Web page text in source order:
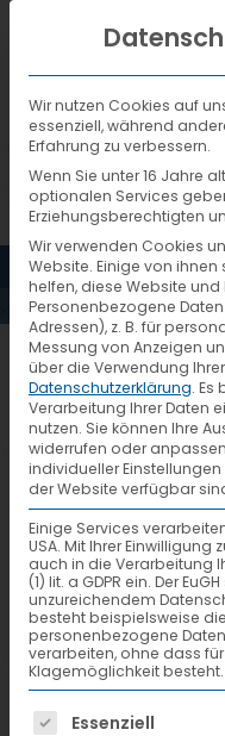
MENÜ
während des
Oktober in
Partner
dem
Kategorien
Wachstum
Wachstum
Wir nutzen Cookies auf
essenziell, während
Erfahrung zu verbessern.
Wenn Sie unter 16 Jahre
optionalen Services
Erziehungsberechtigten
Wir verwenden Cookies
Website. Einige von
helfen, diese Website und
Personenbezogene
Adressen), z. B. für
Messung von Anzeigen
über die Verwendung
Datenschutzerklärung. Es
Verarbeitung Ihrer Daten
nutzen. Sie können Ihre
widerrufen oder
individueller
der Website verfügbar
Einige Services
USA. Mit Ihrer Einwilligung
auch in die Verarbeitung
(1) lit. a GDPR ein. Der
unzureichendem
besteht beispielsweise
personenbezogene
verarbeiten, ohne dass
Klagemöglichkeit besteht.
Es folgt eine
Essenziell